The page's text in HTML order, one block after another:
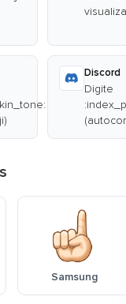
Discord
Digite
Samsung